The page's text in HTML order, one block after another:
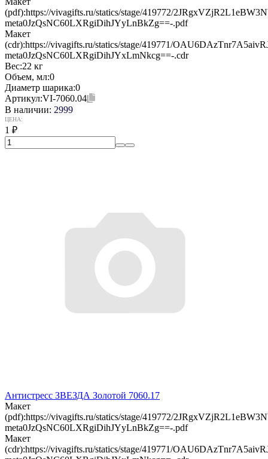
(pdf):https://vivagifts.ru/statics/stage/419772/
meta0JzQsNC60LXRgiDihJYyLnBkZg==-.pdf
Макет
(cdr):https://vivagifts.ru/statics/stage/419771/
meta0JzQsNC60LXRgiDihJYxLmNkcg==-.cdr
Вес:22 кг
Объем, мл:0
Диаметр шарика:0
Артикул:VI-7060.04
В наличии: 2999
ЦЕНА:
1 ₽
Антистресс ЗВЕЗДА Золотой 7060.17
Макет
(pdf):https://vivagifts.ru/statics/stage/419772/
meta0JzQsNC60LXRgiDihJYyLnBkZg==-.pdf
Макет
(cdr):https://vivagifts.ru/statics/stage/419771/